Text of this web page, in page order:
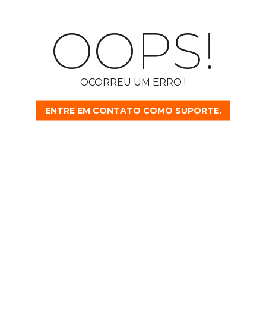
OOPS!
OCORREU UM ERRO !
ENTRE EM CONTATO COMO SUPORTE.